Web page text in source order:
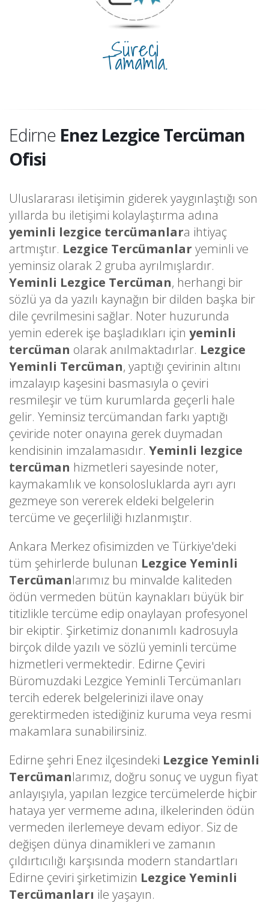
Süreci
Tamamla.
Edirne Enez Lezgice Tercüman
Ofisi
Uluslararası iletişimin giderek yaygınlaştığı son
yıllarda bu iletişimi kolaylaştırma adına
yeminli lezgice tercümanlara ihtiyaç
artmıştır. Lezgice Tercümanlar yeminli ve
yeminsiz olarak 2 gruba ayrılmışlardır.
Yeminli Lezgice Tercüman, herhangi bir
sözlü ya da yazılı kaynağın bir dilden başka bir
dile çevrilmesini sağlar. Noter huzurunda
yemin ederek işe başladıkları için yeminli
tercüman olarak anılmaktadırlar. Lezgice
Yeminli Tercüman, yaptığı çevirinin altını
imzalayıp kaşesini basmasıyla o çeviri
resmileşir ve tüm kurumlarda geçerli hale
gelir. Yeminsiz tercümandan farkı yaptığı
çeviride noter onayına gerek duymadan
kendisinin imzalamasıdır. Yeminli lezgice
tercüman hizmetleri sayesinde noter,
kaymakamlık ve konsolosluklarda ayrı ayrı
gezmeye son vererek eldeki belgelerin
tercüme ve geçerliliği hızlanmıştır.
Ankara Merkez ofisimizden ve Türkiye'deki
tüm şehirlerde bulunan Lezgice Yeminli
Tercümanlarımız bu minvalde kaliteden
ödün vermeden bütün kaynakları büyük bir
titizlikle tercüme edip onaylayan profesyonel
bir ekiptir. Şirketimiz donanımlı kadrosuyla
birçok dilde yazılı ve sözlü yeminli tercüme
hizmetleri vermektedir. Edirne Çeviri
Büromuzdaki Lezgice Yeminli Tercümanları
tercih ederek belgelerinizi ilave onay
gerektirmeden istediğiniz kuruma veya resmi
makamlara sunabilirsiniz.
Edirne şehri Enez ilçesindeki Lezgice Yeminli
Tercümanlarımız, doğru sonuç ve uygun fiyat
anlayışıyla, yapılan lezgice tercümelerde hiçbir
hataya yer vermeme adına, ilkelerinden ödün
vermeden ilerlemeye devam ediyor. Siz de
değişen dünya dinamikleri ve zamanın
çıldırtıcılığı karşısında modern standartları
Edirne çeviri şirketimizin Lezgice Yeminli
Tercümanları ile yaşayın.